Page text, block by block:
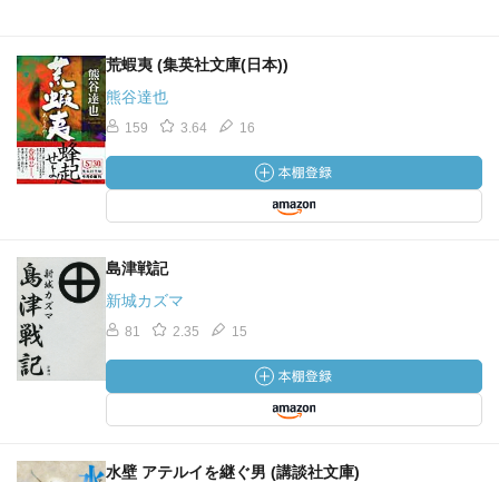
荒蝦夷 (集英社文庫(日本))
熊谷達也
159 3.64 16
島津戦記
新城カズマ
81 2.35 15
水壁 アテルイを継ぐ男 (講談社文庫)